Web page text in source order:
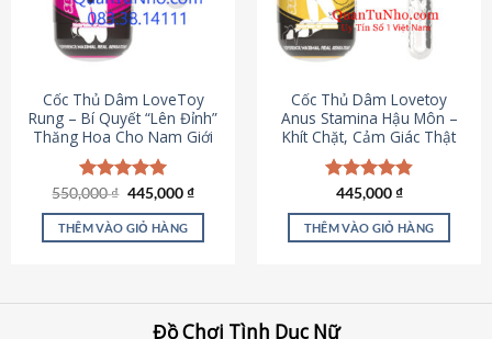
Cốc Thủ Dâm LoveToy
Rung – Bí Quyết “Lên Đỉnh”
Thăng Hoa Cho Nam Giới
Được xếp
hạng5.00
5 sao
550,000₫ Giá
là:
550,000 ₫.
445,000₫Giá
tại
THÊM VÀO GIỎ HÀNG
Cốc Thủ Dâm Lovetoy
Anus Stamina Hậu Môn –
Khít Chặt, Cảm Giác Thật
Được xếp
hạng4.84
5 sao
445,000₫
THÊM VÀO GIỎ HÀNG
Đồ Chơi Tình Dục Nữ